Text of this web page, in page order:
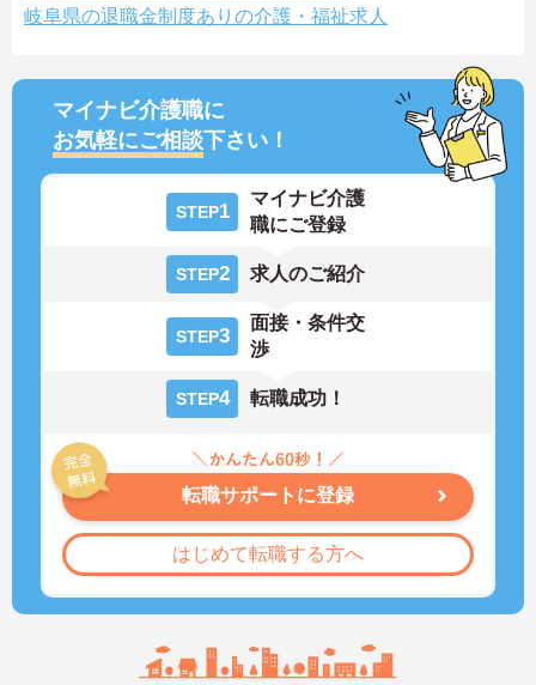
岐阜県の退職金制度ありの介護・福祉求人
マイナビ介護職に
お気軽にご相談下さい！
STEP1
マイナビ介護
職にご登録
STEP2 求人のご紹介
STEP3
面接・条件交
渉
STEP4 転職成功！
転職サポートに登録
はじめて転職する方へ